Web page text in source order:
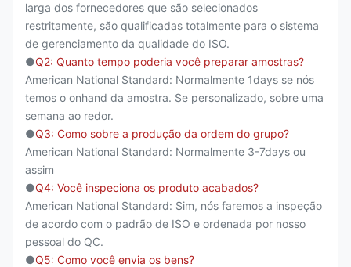
larga dos fornecedores que são selecionados
restritamente, são qualificadas totalmente para o sistema
de gerenciamento da qualidade do ISO.
●Q2: Quanto tempo poderia você preparar amostras?
American National Standard: Normalmente 1days se nós
temos o onhand da amostra. Se personalizado, sobre uma
semana ao redor.
●Q3: Como sobre a produção da ordem do grupo?
American National Standard: Normalmente 3-7days ou
assim
●Q4: Você inspeciona os produto acabados?
American National Standard: Sim, nós faremos a inspeção
de acordo com o padrão de ISO e ordenada por nosso
pessoal do QC.
●Q5: Como você envia os bens?